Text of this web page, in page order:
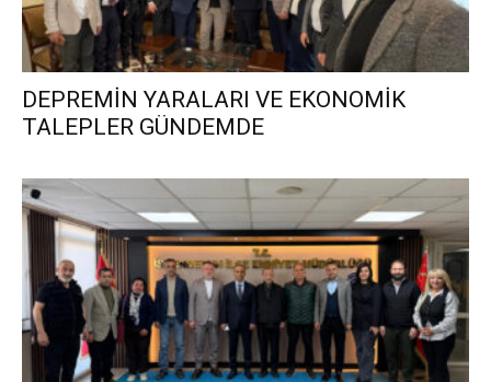
DEPREMİN YARALARI VE EKONOMİK
TALEPLER GÜNDEMDE